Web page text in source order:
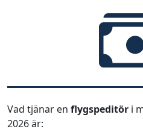
Vad tjänar en flygspeditör i
2026 är: